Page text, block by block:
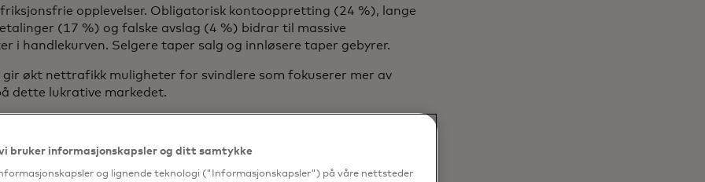
opplevelser. Obligatorisk kontooppretting (24 %), lange
(17 %) og falske avslag (4 %) bidrar til massive
i handlekurven. Selgere taper salg og innløsere taper gebyrer.
gir økt nettrafikk muligheter for svindlere som fokuserer mer av
dette lukrative markedet.
bruker informasjonskapsler og ditt samtykke
og lignende teknologi ("Informasjonskapsler") på våre nettsteder